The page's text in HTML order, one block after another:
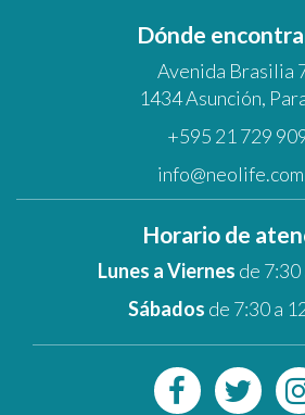
Dónde
Avenida Brasilia
1434 Asunción,
+595 21 729
Horario de
Lunes a Viernes de 7:30
Sábados de 7:30 a